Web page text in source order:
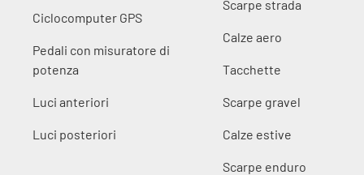
Ciclocomputer GPS
Pedali con misuratore di
potenza
Luci anteriori
Luci posteriori
Scarpe strada
Calze aero
Tacchette
Scarpe gravel
Calze estive
Scarpe enduro